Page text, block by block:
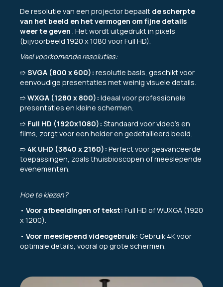
De resolutie van een projector bepaalt de scherpte
van het beeld en het vermogen om fijne details
weer te geven . Het wordt uitgedrukt in pixels
(bijvoorbeeld 1920 x 1080 voor Full HD).
Veel voorkomende resoluties:
➱ SVGA (800 x 600): resolutie basis, geschikt voor
eenvoudige presentaties met weinig visuele details.
➱ WXGA (1280 x 800): Ideaal voor professionele
presentaties en kleine schermen.
➱ Full HD (1920x1080): Standaard voor video's en
films, zorgt voor een helder en gedetailleerd beeld.
➱ 4K UHD (3840 x 2160): Perfect voor geavanceerde
toepassingen, zoals thuisbioscopen of meeslepende
evenementen.
Hoe te kiezen?
• Voor afbeeldingen of tekst: Full HD of WUXGA (1920
x 1200).
• Voor meeslepend videogebruik: Gebruik 4K voor
optimale details, vooral op grote schermen.